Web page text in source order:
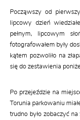
Począwszy od
lipcowy dzień
pełnym, lipcowym
fotografowałem były
kątem pozwoliło na
się do zestawienia
Po przejeździe na
Torunia parkowaniu
trudno było zobaczyć